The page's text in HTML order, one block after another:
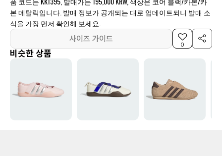
본 메탈릭입니다. 발매 정보가 공개되는 대로 업데이트되니 발매 소
식을 가장 먼저 확인해 보세요.
사이즈 가이드
0
비슷한 상품